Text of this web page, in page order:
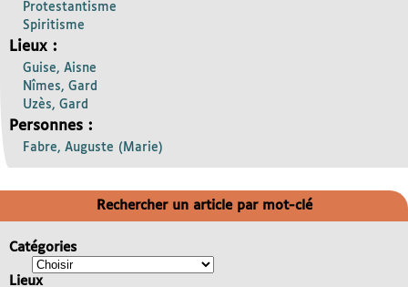
Protestantisme
Spiritisme
Lieux :
Guise, Aisne
Nîmes, Gard
Uzès, Gard
Personnes :
Fabre, Auguste (Marie)
Rechercher un article par mot-clé
Catégories
Lieux